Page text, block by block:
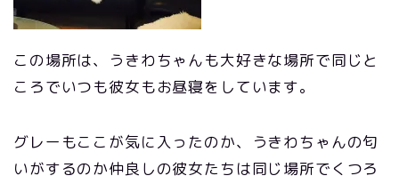
この場所は、うきわちゃんも大好きな場所で同じと
ころでいつも彼女もお昼寝をしています。
グレーもここが気に入ったのか、うきわちゃんの匂
いがするのか仲良しの彼女たちは同じ場所でくつろ